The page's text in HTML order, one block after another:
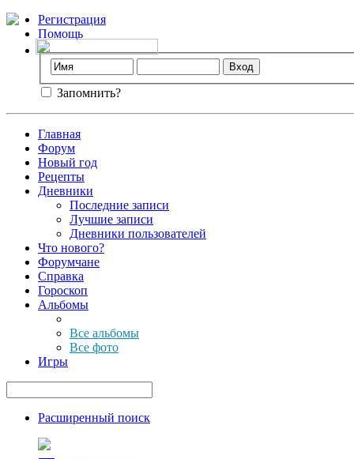
Регистрация
Помощь
Запомнить?
Главная
Форум
Новый год
Рецепты
Дневники
Последние записи
Лучшие записи
Дневники пользователей
Что нового?
Форумчане
Справка
Гороскоп
Альбомы
Все альбомы
Все фото
Игры
Расширенный поиск